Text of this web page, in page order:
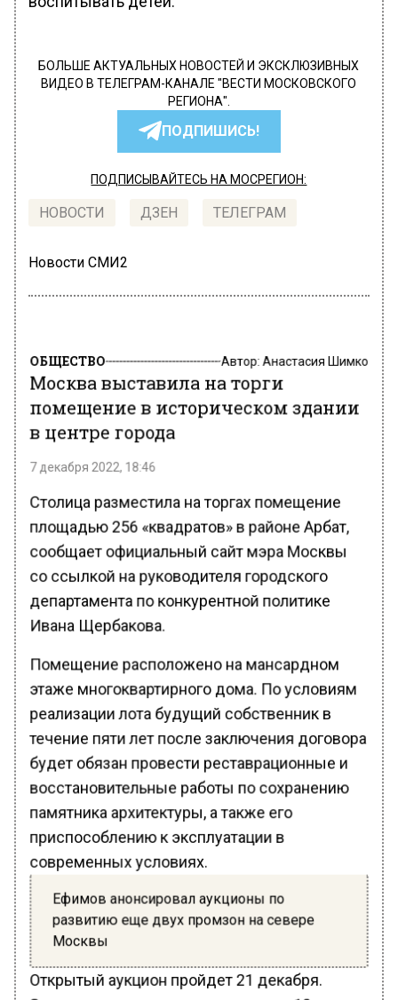
БОЛЬШЕ АКТУАЛЬНЫХ НОВОСТЕЙ И ЭКСКЛЮЗИВНЫХ
ВИДЕО В ТЕЛЕГРАМ-КАНАЛЕ "ВЕСТИ МОСКОВСКОГО
РЕГИОНА".
ПОДПИШИСЬ!
ПОДПИСЫВАЙТЕСЬ НА МОСРЕГИОН:
НОВОСТИ ДЗЕН ТЕЛЕГРАМ
Новости СМИ2
ОБЩЕСТВО Автор: Анастасия Шимко
Москва выставила на торги
помещение в историческом здании
в центре города
7 декабря 2022, 18:46
Столица разместила на торгах помещение
площадью 256 «квадратов» в районе Арбат,
сообщает официальный сайт мэра Москвы
со ссылкой на руководителя городского
департамента по конкурентной политике
Ивана Щербакова.
Помещение расположено на мансардном
этаже многоквартирного дома. По условиям
реализации лота будущий собственник в
течение пяти лет после заключения договора
будет обязан провести реставрационные и
восстановительные работы по сохранению
памятника архитектуры, а также его
приспособлению к эксплуатации в
современных условиях.
Ефимов анонсировал аукционы по
развитию еще двух промзон на севере
Москвы
Открытый аукцион пройдет 21 декабря.